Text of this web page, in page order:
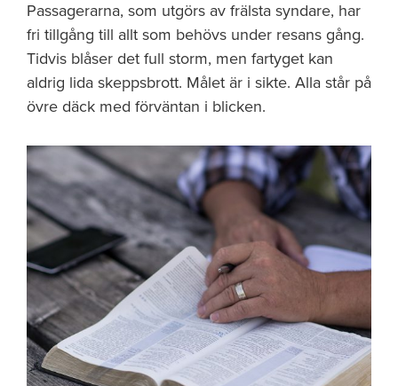
Passagerarna, som utgörs av frälsta syndare, har
fri tillgång till allt som behövs under resans gång.
Tidvis blåser det full storm, men fartyget kan
aldrig lida skeppsbrott. Målet är i sikte. Alla står på
övre däck med förväntan i blicken.